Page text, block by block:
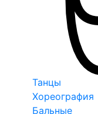
Танцы
Хореография
Бальные